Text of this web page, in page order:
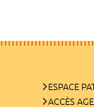
ESPACE
ACCÈS